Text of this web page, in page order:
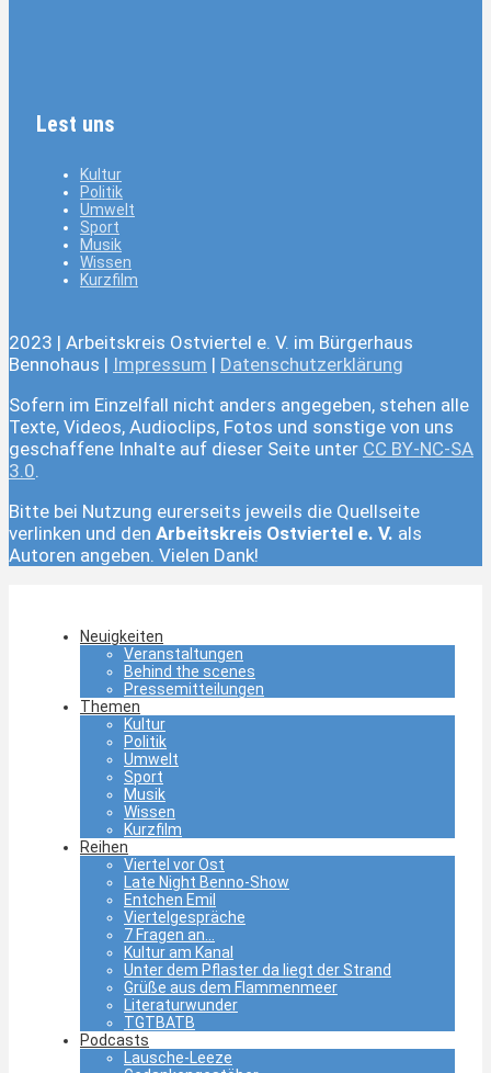
Lest uns
Kultur
Politik
Umwelt
Sport
Musik
Wissen
Kurzfilm
2023 | Arbeitskreis Ostviertel e. V. im Bürgerhaus
Bennohaus | Impressum | Datenschutzerklärung
Sofern im Einzelfall nicht anders angegeben, stehen alle
Texte, Videos, Audioclips, Fotos und sonstige von uns
geschaffene Inhalte auf dieser Seite unter CC BY-NC-SA
3.0.
Bitte bei Nutzung eurerseits jeweils die Quellseite
verlinken und den Arbeitskreis Ostviertel e. V. als
Autoren angeben. Vielen Dank!
Neuigkeiten
Veranstaltungen
Behind the scenes
Pressemitteilungen
Themen
Kultur
Politik
Umwelt
Sport
Musik
Wissen
Kurzfilm
Reihen
Viertel vor Ost
Late Night Benno-Show
Entchen Emil
Viertelgespräche
7 Fragen an…
Kultur am Kanal
Unter dem Pflaster da liegt der Strand
Grüße aus dem Flammenmeer
Literaturwunder
TGTBATB
Podcasts
Lausche-Leeze